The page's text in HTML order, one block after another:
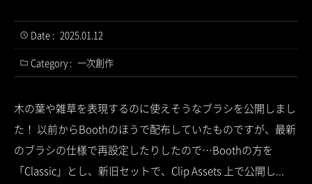
Date : 2025.01.12
Category : 一次創作
木の葉や雑草を表現するのに使えそうなブラシを公開しまし
た！ 以前からBoothのほうで配布していたものですが、最新
のブラシの仕様で再設定したりしたので…Boothの方を
「Classic」とし、新旧セットで、Clip Assets 上で公開し...